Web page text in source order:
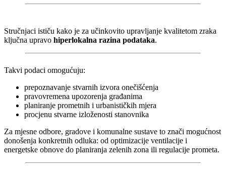
Stručnjaci ističu kako je za učinkovito upravljanje kvalitetom zraka
ključna upravo hiperlokalna razina podataka.
Takvi podaci omogućuju:
prepoznavanje stvarnih izvora onečišćenja
pravovremena upozorenja građanima
planiranje prometnih i urbanističkih mjera
procjenu stvarne izloženosti stanovnika
Za mjesne odbore, gradove i komunalne sustave to znači mogućnost
donošenja konkretnih odluka: od optimizacije ventilacije i
energetske obnove do planiranja zelenih zona ili regulacije prometa.